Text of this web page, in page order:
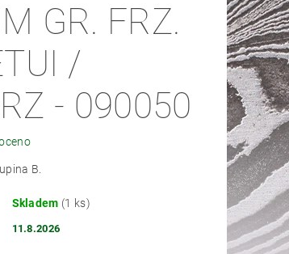
GR. FRZ.
/
- 090050
B.
Skladem (1 ks)
11.8.2026